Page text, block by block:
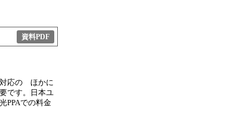
資料PDF
対応の ほかに
です。日本ユ
PPAでの料金